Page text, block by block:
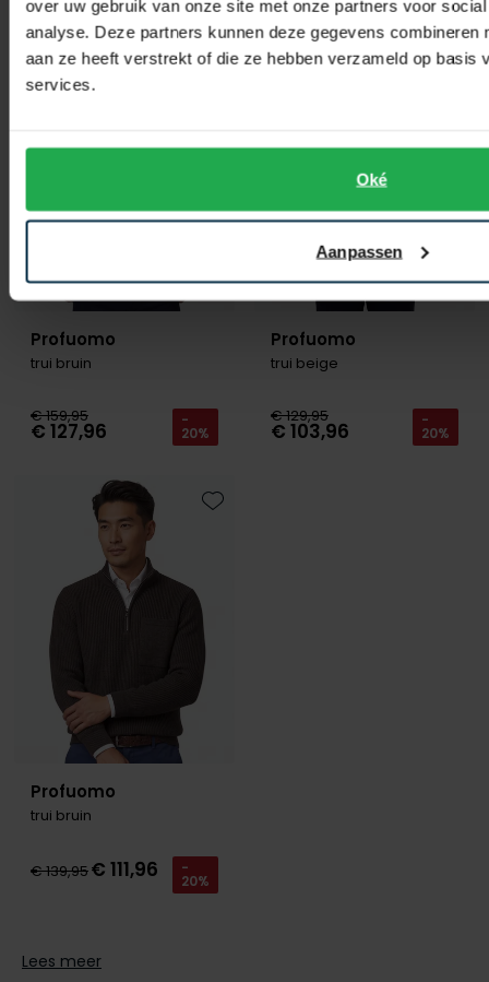
over uw gebruik van onze site met onze partners voor
analyse. Deze partners kunnen deze gegevens combineren
aan ze heeft verstrekt of die ze hebben verzameld op basis
services.
Oké
Aanpassen
Profuomo
trui bruin
€ 159,95
€ 127,96 -
20%
Profuomo
trui beige
€ 129,95
€ 103,96 -
20%
Profuomo
trui bruin
€ 139,95€ 111,96 -
20%
Lees meer